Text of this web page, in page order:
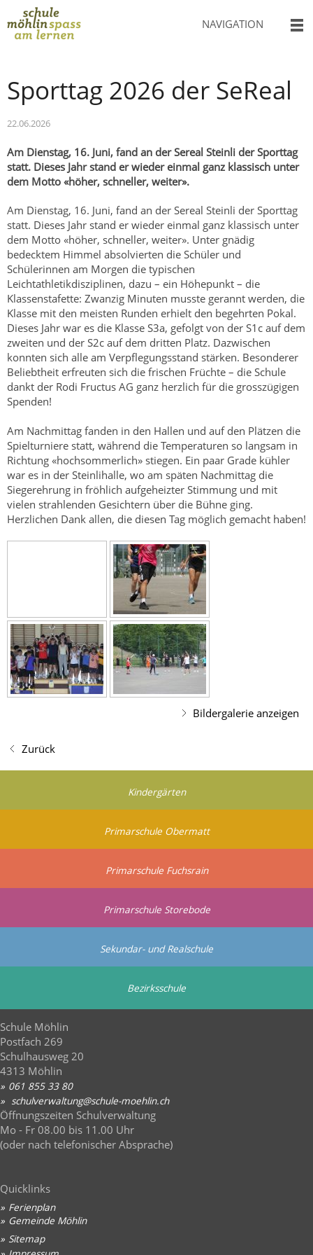
NAVIGATION
Sporttag 2026 der SeReal
22.06.2026
Am Dienstag, 16. Juni, fand an der Sereal Steinli der Sporttag
statt. Dieses Jahr stand er wieder einmal ganz klassisch unter
dem Motto «höher, schneller, weiter».
Am Dienstag, 16. Juni, fand an der Sereal Steinli der Sporttag
statt. Dieses Jahr stand er wieder einmal ganz klassisch unter
dem Motto «höher, schneller, weiter». Unter gnädig
bedecktem Himmel absolvierten die Schüler und
Schülerinnen am Morgen die typischen
Leichtathletikdisziplinen, dazu – ein Höhepunkt – die
Klassenstafette: Zwanzig Minuten musste gerannt werden, die
Klasse mit den meisten Runden erhielt den begehrten Pokal.
Dieses Jahr war es die Klasse S3a, gefolgt von der S1c auf dem
zweiten und der S2c auf dem dritten Platz. Dazwischen
konnten sich alle am Verpflegungsstand stärken. Besonderer
Beliebtheit erfreuten sich die frischen Früchte – die Schule
dankt der Rodi Fructus AG ganz herzlich für die grosszügigen
Spenden!
Am Nachmittag fanden in den Hallen und auf den Plätzen die
Spielturniere statt, während die Temperaturen so langsam in
Richtung «hochsommerlich» stiegen. Ein paar Grade kühler
war es in der Steinlihalle, wo am späten Nachmittag die
Siegerehrung in fröhlich aufgeheizter Stimmung und mit
vielen strahlenden Gesichtern über die Bühne ging.
Herzlichen Dank allen, die diesen Tag möglich gemacht haben!
Bildergalerie anzeigen
Zurück
Kindergärten
Primarschule Obermatt
Primarschule Fuchsrain
Primarschule Storebode
Sekundar- und Realschule
Bezirksschule
Schule Möhlin
Postfach 269
Schulhausweg 20
4313 Möhlin
061 855 33 80
sch lv rw lt ng sch l -m hln ch
Öffnungszeiten Schulverwaltung
Mo - Fr 08.00 bis 11.00 Uhr
(oder nach telefonischer Absprache)
Quicklinks
Ferienplan
Gemeinde Möhlin
Sitemap